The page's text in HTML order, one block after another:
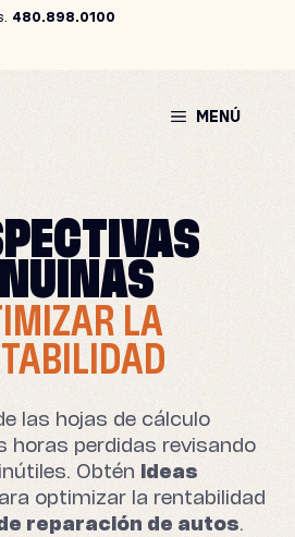
480.898.0100
MENÚ
LA
las hojas de cálculo
horas perdidas revisando
Obtén
ideas
optimizar la rentabilidad
reparación de autos.